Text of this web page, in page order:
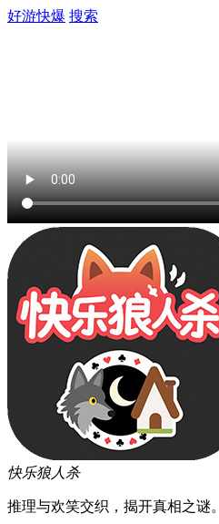
好游快爆 搜索
快乐狼人杀
推理与欢笑交织，揭开真相之谜。